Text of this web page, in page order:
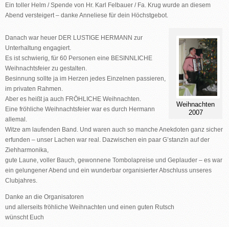
Ein toller Helm / Spende von Hr. Kar l Felbauer / Fa. Krug wurde an diesem
Abend versteigert – danke Anneliese für dein Höchstgebot.
Weihnachten
2007
Danach war heuer DER LUSTIGE HERMANN zur
Unterhaltung engagiert.
Es ist schwierig, für 60 Personen eine BESINNLICHE
Weihnachtsfeier zu gestalten.
Besinnung sollte ja im Herzen jedes Einzelnen passieren,
im privaten Rahmen.
Aber es heißt ja auch FRÖHLICHE Weihnachten.
Eine fröhliche Weihnachtsfeier war es durch Hermann
allemal.
Witze am laufenden Band. Und waren auch so manche Anekdoten ganz sicher
erfunden – unser Lachen war real. Dazwischen ein paar G’stanzln auf der
Ziehharmonika,
gute Laune, voller Bauch, gewonnene Tombolapreise und Geplauder – es war
ein gelungener Abend und ein wunderbar organisierter Abschluss unseres
Clubjahres.
Danke an die Organisatoren
und allerseits fröhliche Weihnachten und einen guten Rutsch
wünscht Euch